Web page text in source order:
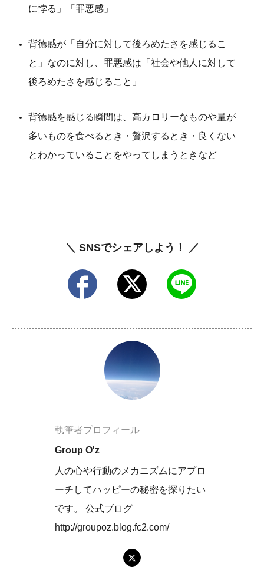
に悖る」「罪悪感」
背徳感が「自分に対して後ろめたさを感じるこ
と」なのに対し、罪悪感は「社会や他人に対して
後ろめたさを感じること」
背徳感を感じる瞬間は、高カロリーなものや量が
多いものを食べるとき・贅沢するとき・良くない
とわかっていることをやってしまうときなど
＼ SNSでシェアしよう！ ／
執筆者プロフィール
Group O'z
人の心や行動のメカニズムにアプロ
ーチしてハッピーの秘密を探りたい
です。 公式ブログ
http://groupoz.blog.fc2.com/